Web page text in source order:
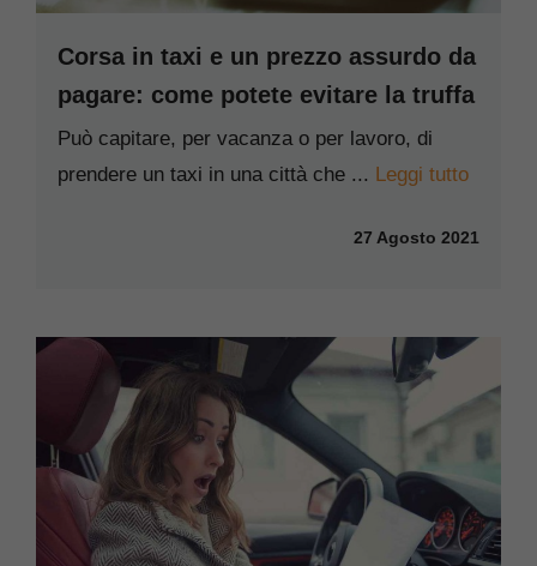
Corsa in taxi e un prezzo assurdo da
pagare: come potete evitare la truffa
Può capitare, per vacanza o per lavoro, di
prendere un taxi in una città che ... Leggi tutto
27 Agosto 2021